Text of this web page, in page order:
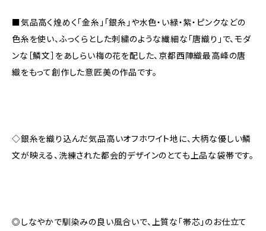
■気品高く煌めく「金糸」「銀糸」や水色・い緑・紫・ピンクなどの
色糸を使い、ふっくらとした刺繍のような繊細な「唐織り」で、モダ
ンな［鱗文］をあしらい梅の花を配した、京都西陣織最高峰の唐
織をもって創作した意匠美の作品です。
◇銀糸を織り込んだ気品高いオフホワイト地に、大柄な優しい鱗
文が映える、洗練された都会的デザインのとても上品な袋帯です。
◎しなやかで馴染みの良い風合いで、上質な「帯芯」のお仕立て